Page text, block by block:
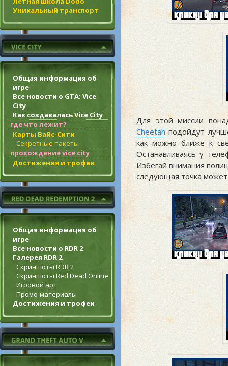
Уникальный транспорт
Общая информация об
игре
Все новости о GTA: Vice
City
Как создавалась Vice City
где что лежит?
Карты Вайс-Сити
Секретные пакеты
прохождение vice city
Достижения и трофеи
Общая информация об
игре
Все новости о RDR 2
Галерея RDR 2
Скриншоты RDR 2
Скриншоты Red Dead Online
Игровой арт
Промо-материалы
Достижения и трофеи
Для этой миссии
Cheetahподойдут
как можно ближе к
Останавливаясь у
Избегай внимания
следующая точка может